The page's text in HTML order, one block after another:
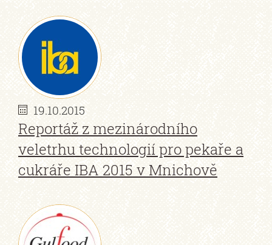
19.10.2015
Reportáž z mezinárodního
veletrhu technologií pro pekaře a
cukráře IBA 2015 v Mnichově